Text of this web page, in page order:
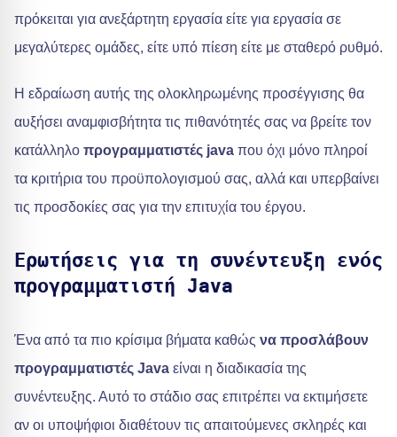
πρόκειται για ανεξάρτητη εργασία είτε για εργασία σε
μεγαλύτερες ομάδες, είτε υπό πίεση είτε με σταθερό ρυθμό.
Η εδραίωση αυτής της ολοκληρωμένης προσέγγισης θα
αυξήσει αναμφισβήτητα τις πιθανότητές σας να βρείτε τον
κατάλληλο προγραμματιστές java που όχι μόνο πληροί
τα κριτήρια του προϋπολογισμού σας, αλλά και υπερβαίνει
τις προσδοκίες σας για την επιτυχία του έργου.
Ερωτήσεις για τη συνέντευξη ενός
προγραμματιστή Java
Ένα από τα πιο κρίσιμα βήματα καθώς να προσλάβουν
προγραμματιστές Java είναι η διαδικασία της
συνέντευξης. Αυτό το στάδιο σας επιτρέπει να εκτιμήσετε
αν οι υποψήφιοι διαθέτουν τις απαιτούμενες σκληρές και